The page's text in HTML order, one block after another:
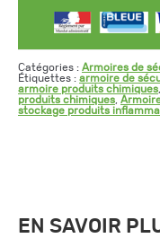
Catégories : Armoires de
Étiquettes : armoire de
armoire produits chimiques
produits chimiques
stockage produits
EN SAVOIR